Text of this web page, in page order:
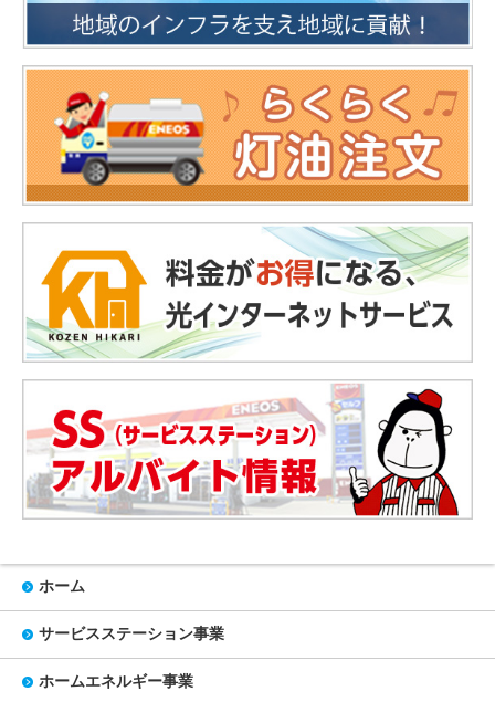
ホーム
サービスステーション事業
ホームエネルギー事業